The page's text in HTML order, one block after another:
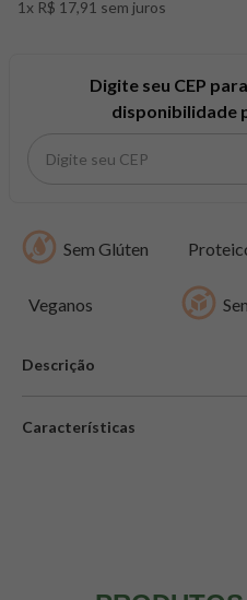
1x R$ 17,91 sem juros
Digite seu CEP
disponibilidade
Sem Glúten
Veganos
Descrição
Características
8º snack proteico mundo verde